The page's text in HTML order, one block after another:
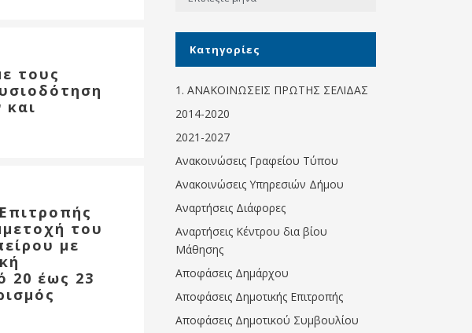
εσόδων
παντοπωλείο
Kοινωνικό
Πρόγραμμα
Φροντίδας
Ηλικιωμένων
τους
του
με
20 έως 23
Kατηγορίες
1. ΑΝΑΚΟΙΝΩΣΕΙΣ ΠΡΩΤΗΣ ΣΕΛΙΔΑΣ
2014-2020
2021-2027
Ανακοινώσεις Γραφείου Τύπου
Ανακοινώσεις Υπηρεσιών Δήμου
Αναρτήσεις Διάφορες
Αναρτήσεις Κέντρου δια βίου
Μάθησης
Αποφάσεις Δημάρχου
Αποφάσεις Δημοτικής Επιτροπής
Αποφάσεις Δημοτικού Συμβουλίου